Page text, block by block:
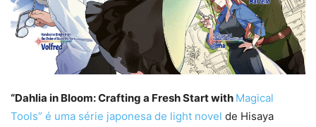
“Dahlia in Bloom: Crafting a Fresh Start with Magical
Tools” é uma série japonesa de light novel de Hisaya